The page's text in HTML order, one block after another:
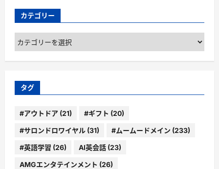
カテゴリー
カ
テ
ゴ
ー
タグ
#アウトドア (21) #ギフト (20)
#サロンドロワイヤル (31) #ムームードメイン (233)
#英語学習 (26) AI英会話 (23)
AMGエンタテインメント (26)